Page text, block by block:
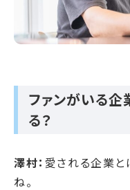
ファンがいる企
る？
澤村： 愛される企業と
ね。